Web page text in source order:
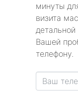
минуты
визита
Вашей
телефону.